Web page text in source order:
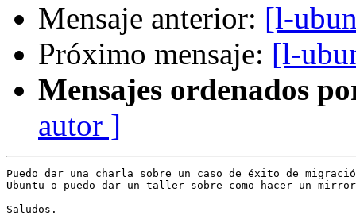
Mensaje anterior: [l-
Próximo mensaje: [l-
Mensajes ordenados
autor ]
Puedo dar una charla sobre un caso de éxito de
Ubuntu o puedo dar un taller sobre como hacer un
Saludos.